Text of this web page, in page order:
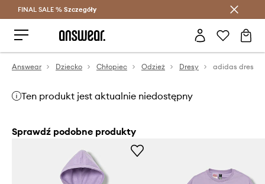
Oszczędzaj z Answear Club >
FINAL SALE % Szczegóły
Answear Dziecko Chłopiec Odzież Dresy adidas dres
Ten produkt jest aktualnie niedostępny
Sprawdź podobne produkty